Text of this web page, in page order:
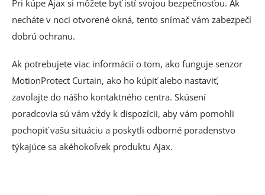
Pri kúpe Ajax si môžete byť istí svojou bezpečnosťou. Ak
necháte v noci otvorené okná, tento snímač vám zabezpečí
dobrú ochranu.
Ak potrebujete viac informácií o tom, ako funguje senzor
MotionProtect Curtain, ako ho kúpiť alebo nastaviť,
zavolajte do nášho kontaktného centra. Skúsení
poradcovia sú vám vždy k dispozícii, aby vám pomohli
pochopiť vašu situáciu a poskytli odborné poradenstvo
týkajúce sa akéhokoľvek produktu Ajax.